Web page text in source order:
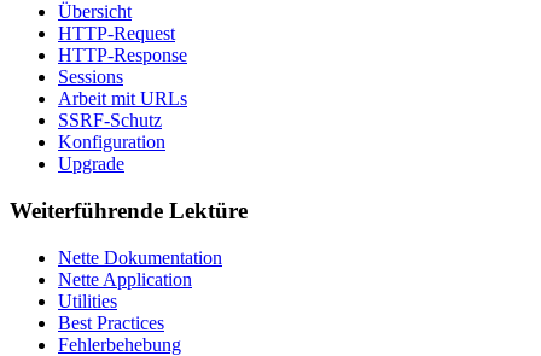
Übersicht
HTTP-Request
HTTP-Response
Sessions
Arbeit mit URLs
SSRF-Schutz
Konfiguration
Upgrade
Weiterführende Lektüre
Nette Dokumentation
Nette Application
Utilities
Best Practices
Fehlerbehebung